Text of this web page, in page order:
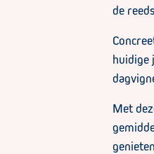
de
huidige
Met